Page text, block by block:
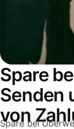
Spare
Senden
von
Spare bei